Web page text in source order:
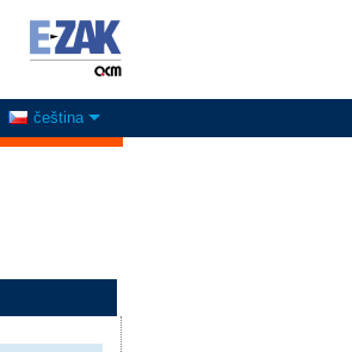
čeština